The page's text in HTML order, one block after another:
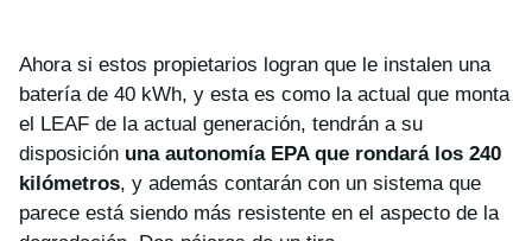
Ahora si estos propietarios logran que le instalen una
batería de 40 kWh, y esta es como la actual que monta
el LEAF de la actual generación, tendrán a su
disposición una autonomía EPA que rondará los 240
kilómetros, y además contarán con un sistema que
parece está siendo más resistente en el aspecto de la